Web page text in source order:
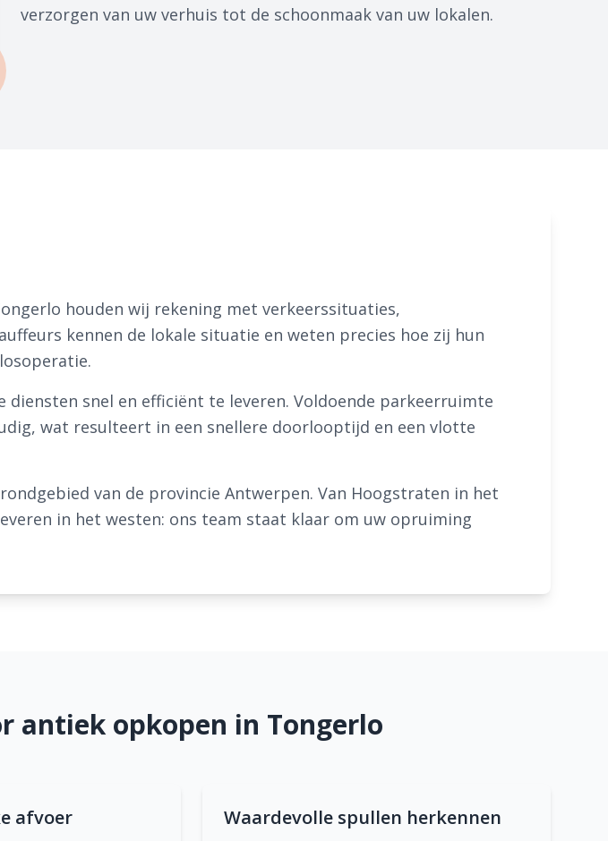
verzorgen van uw verhuis tot de schoonmaak van uw lokalen.
houden wij rekening met verkeerssituaties,
kennen de lokale situatie en weten precies hoe zij hun
snel en efficiënt te leveren. Voldoende parkeerruimte
wat resulteert in een snellere doorlooptijd en een vlotte
van de provincie Antwerpen. Van Hoogstraten in het
in het westen: ons team staat klaar om uw opruiming
antiek opkopen in Tongerlo
afvoer Waardevolle spullen herkennen